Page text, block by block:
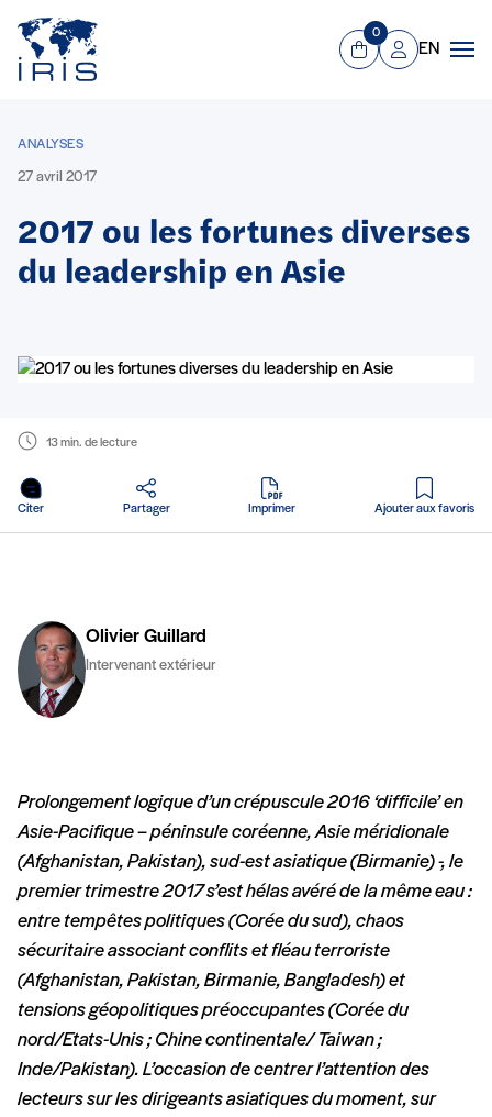
Aller au contenu principal
Panier
0
Mon compte
EN
ANALYSES
27 avril 2017
2017 ou les fortunes diverses
du leadership en Asie
13 min. de lecture
Citer Partager Imprimer
en PDF
Ajouter aux favoris
Olivier Guillard
Intervenant extérieur
Prolongement logique d’un crépuscule 2016 ‘difficile’ en
Asie-Pacifique – péninsule coréenne, Asie méridionale
(Afghanistan, Pakistan), sud-est asiatique (Birmanie) -, le
premier trimestre 2017 s’est hélas avéré de la même eau :
entre tempêtes politiques (Corée du sud), chaos
sécuritaire associant conflits et fléau terroriste
(Afghanistan, Pakistan, Birmanie, Bangladesh) et
tensions géopolitiques préoccupantes (Corée du
nord/Etats-Unis ; Chine continentale/ Taiwan ;
Inde/Pakistan). L’occasion de centrer l’attention des
lecteurs sur les dirigeants asiatiques du moment, sur